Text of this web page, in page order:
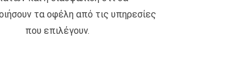
τα οφέλη από τις υπηρεσίες
που επιλέγουν.